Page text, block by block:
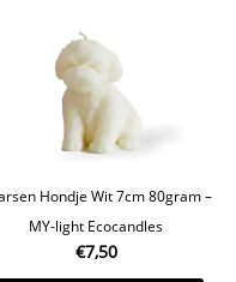
Hondje Wit 7cm 80gram –
MY-light Ecocandles
€7,50